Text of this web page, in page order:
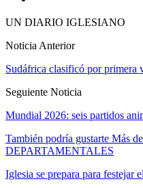
UN DIARIO IGLESIANO
Noticia Anterior
Sudáfrica clasificó por primera
Seguiente Noticia
Mundial 2026: seis partidos
También podría gustarte Más
DEPARTAMENTALES
Iglesia se prepara para